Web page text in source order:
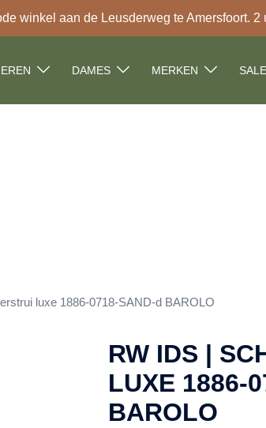
winkel aan de Leusderweg te Amersfoort. 2
DAMES MERKEN SALE
luxe 1886-0718-SAND-d BAROLO
RW IDS |
LUXE 1886-
BAROLO